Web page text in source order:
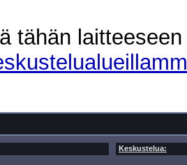
tähän
Keskustelua: